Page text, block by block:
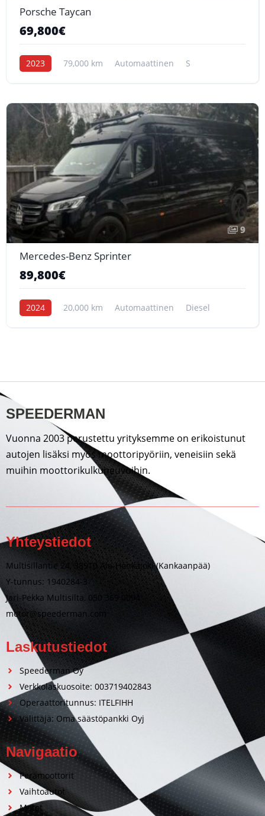
Porsche Taycan
69,800€
2023 79,000 km Automaattinen S
9
Mercedes-Benz Sprinter
89,800€
2024 20,000 km Automaattinen Diesel
SPEEDERMAN
Vuonna 2003 perustettu yrityksemme on erikoistunut
autojen lisäksi myös moottoripyöriin, veneisiin sekä
muihin moottorikulkuneuvoihin.
Yhteystiedot
Multisillantie 24, 38910 Ala-Honkajoki (Kankaanpää)
Y-tunnus: 1940284-3
Jari-Pekka Multisilta, 050 369 0094
motor@speederman.com
Laskutustiedot
Speederman Oy
Verkkolaskuosoite: 003719402843
Operaattoritunnus: ITELFIHH
Välittäjä: Oma säästöpankki Oyj
Navigaatio
Perämoottorit
Vaihtoautot
Motot